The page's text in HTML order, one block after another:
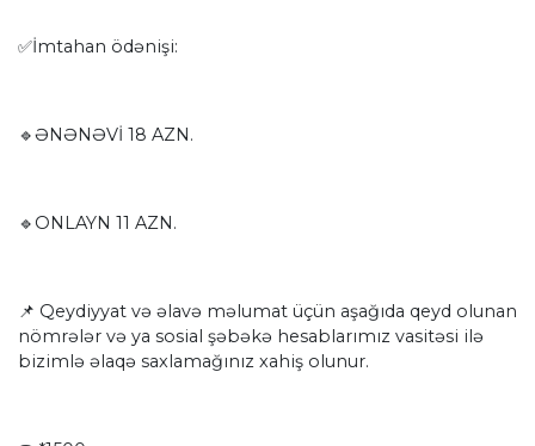
✅İmtahan ödənişi:
🔹ƏNƏNƏVİ 18 AZN.
🔹ONLAYN 11 AZN.
📌 Qeydiyyat və əlavə məlumat üçün aşağıda qeyd olunan
nömrələr və ya sosial şəbəkə hesablarımız vasitəsi ilə
bizimlə əlaqə saxlamağınız xahiş olunur.